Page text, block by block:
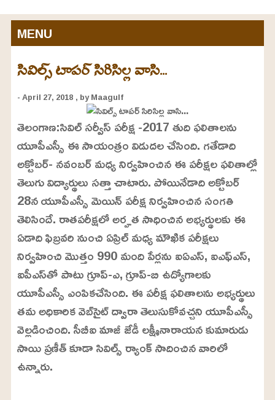
MENU
సివిల్స్ టాపర్ సిరిసిల్ల వాసి...
- April 27, 2018 , by Maagulf
తెలంగాణ:సివిల్‌ సర్వీస్‌ పరీక్ష -2017 తుది ఫలితాలను
యూపీఎస్సీ ఈ సాయంత్రం విడుదల చేసింది. గతేడాది
అక్టోబర్‌- నవంబర్‌ మధ్య నిర్వహించిన ఈ పరీక్షల ఫలితాల్లో
తెలుగు విద్యార్థులు సత్తా చాటారు. పోయినేడాది అక్టోబర్‌
28న యూపీఎస్సీ మెయిన్‌ పరీక్ష నిర్వహించిన సంగతి
తెలిసిందే. రాతపరీక్షలో అర్హత సాధించిన అభ్యర్థులకు ఈ
ఏడాది ఫిబ్రవరి నుంచి ఏప్రిల్‌ మధ్య మౌఖిక పరీక్షలు
నిర్వహించి మొత్తం 990 మంది పేర్లను ఐఏఎస్‌, ఐఎఫ్‌ఎస్‌,
ఐపీఎస్‌తో పాటు గ్రూప్‌-ఎ, గ్రూప్‌-బి ఉద్యోగాలకు
యూపీఎస్సీ ఎంపికచేసింది. ఈ పరీక్ష ఫలితాలను అభ్యర్థులు
తమ అధికారిక వెబ్‌సైట్‌ ద్వారా తెలుసుకోవచ్చని యూపీఎస్సీ
వెల్లడించింది. సీబీఐ మాజీ జేడీ లక్ష్మీనారాయన కుమారుడు
సాయి ప్రణీత్ కూడా సివిల్స్ ర్యాంక్ సాదించిన వారిలో
ఉన్నారు.